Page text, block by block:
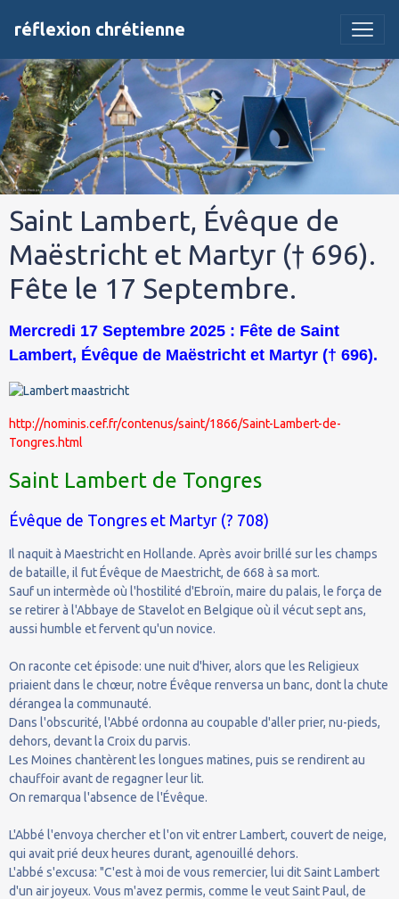
réflexion chrétienne
Saint Lambert, Évêque de
Maëstricht et Martyr († 696).
Fête le 17 Septembre.
Mercredi 17 Septembre 2025 : Fête de Saint
Lambert, Évêque de Maëstricht et Martyr († 696).
http://nominis.cef.fr/contenus/saint/1866/Saint-Lambert-de-
Tongres.html
Saint Lambert de Tongres
Évêque de Tongres et Martyr (? 708)
Il naquit à Maestricht en Hollande. Après avoir brillé sur les champs
de bataille, il fut Évêque de Maestricht, de 668 à sa mort.
Sauf un intermède où l'hostilité d'Ebroïn, maire du palais, le força de
se retirer à l'Abbaye de Stavelot en Belgique où il vécut sept ans,
aussi humble et fervent qu'un novice.
On raconte cet épisode: une nuit d'hiver, alors que les Religieux
priaient dans le chœur, notre Évêque renversa un banc, dont la chute
dérangea la communauté.
Dans l'obscurité, l'Abbé ordonna au coupable d'aller prier, nu-pieds,
dehors, devant la Croix du parvis.
Les Moines chantèrent les longues matines, puis se rendirent au
chauffoir avant de regagner leur lit.
On remarqua l'absence de l'Évêque.
L'Abbé l'envoya chercher et l'on vit entrer Lambert, couvert de neige,
qui avait prié deux heures durant, agenouillé dehors.
L'abbé s'excusa: "C'est à moi de vous remercier, lui dit Saint Lambert
d'un air joyeux. Vous m'avez permis, comme le veut Saint Paul, de